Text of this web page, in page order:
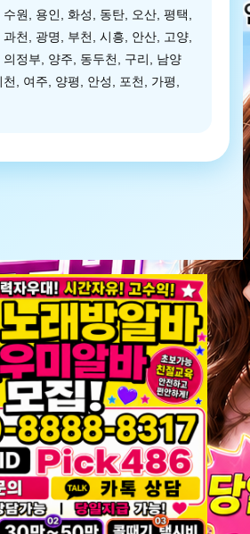
원, 용인, 화성, 동탄, 오산, 평택,
천, 광명, 부천, 시흥, 안산, 고양,
정부, 양주, 동두천, 구리, 남양
, 여주, 양평, 안성, 포천, 가평,